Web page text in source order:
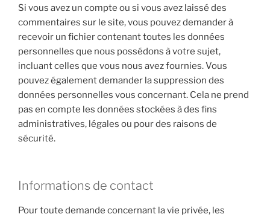
Si vous avez un compte ou si vous avez laissé des
commentaires sur le site, vous pouvez demander à
recevoir un fichier contenant toutes les données
personnelles que nous possédons à votre sujet,
incluant celles que vous nous avez fournies. Vous
pouvez également demander la suppression des
données personnelles vous concernant. Cela ne prend
pas en compte les données stockées à des fins
administratives, légales ou pour des raisons de
sécurité.
Informations de contact
Pour toute demande concernant la vie privée, les